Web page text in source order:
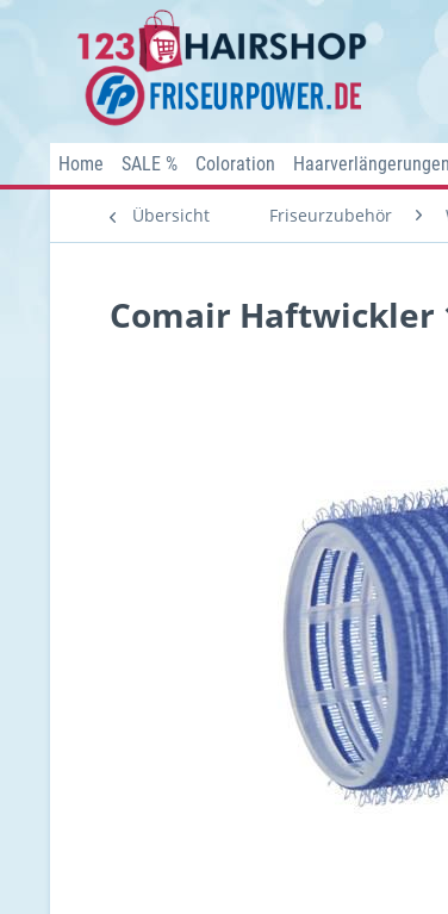
Home SALE % Coloration Haarverlängerungen
Übersicht Friseurzubehör
Comair Haftwickler